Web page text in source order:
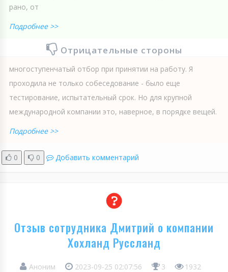
рано, от
Подробнее >>
Отрицательные стороны
многоступенчатый отбор при принятии на работу. Я
проходила не только собеседование - было еще
тестирование, испытательный срок. Но для крупной
международной компании это, наверное, в порядке вещей.
Подробнее >>
0 0 Добавить комментарий
Отзыв сотрудника Дмитрий о компании
Хохланд Руссланд
Аноним 2023-09-25 02:07:56 3 1932